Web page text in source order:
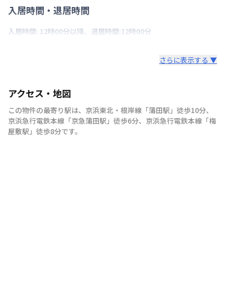
入居時間・退居時間
入居時間: 12時00分以降、退居時間:12時00分
さらに表示する ▼
アクセス・地図
この物件の最寄り駅は、 京浜東北・根岸線 「蒲田駅 」 徒歩10分、
京浜急行電鉄本線 「京急蒲田駅 」 徒歩6分、 京浜急行電鉄本線 「梅
屋敷駅 」 徒歩8分です。